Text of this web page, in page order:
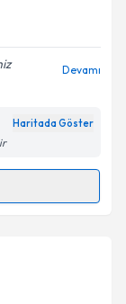
Devamı
Haritada Göster
talebi
için bir